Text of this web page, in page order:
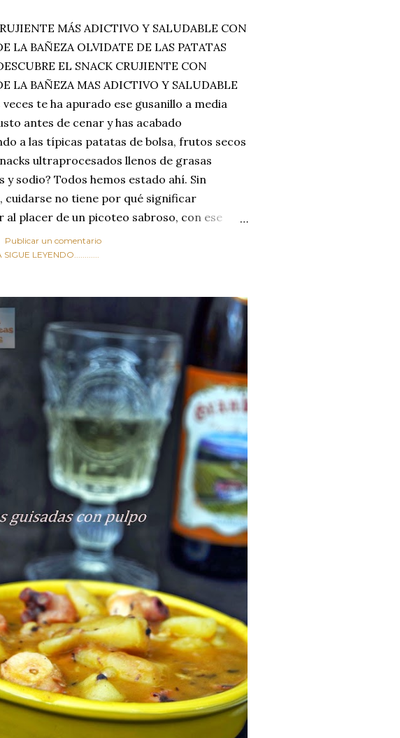
MÁS ADICTIVO Y SALUDABLE CON
LA BAÑEZA OLVIDATE DE LAS PATATAS
EL SNACK CRUJIENTE CON
LA BAÑEZA MAS ADICTIVO Y SALUDABLE
veces te ha apurado ese gusanillo a media
antes de cenar y has acabado
a las típicas patatas de bolsa, frutos secos
ultraprocesados llenos de grasas
y sodio? Todos hemos estado ahí. Sin
cuidarse no tiene por qué significar
al placer de un picoteo sabroso, con ese
y crujiente que tanto nos satisface.
crujientes al horno van a cambiar por
y copiosos de invierno. Con esta receta
revolucionaria, transformaremos un
tan humilde como la alubia de La Bañeza
ligero, dorado, cargado de proteína y
Es el sustituto perfecto a los frutos se...
Publicar un comentario
SIGUE LEYENDO............